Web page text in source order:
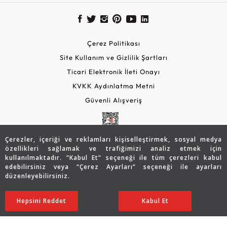
Çerezler, içeriği ve reklamları kişiselleştirmek, sosyal medya
özellikleri sağlamak ve trafiğimizi analiz etmek için
kullanılmaktadır. “Kabul Et” seçeneği ile tüm çerezleri kabul
edebilirsiniz veya “Çerez Ayarları” seçeneği ile ayarları
düzenleyebilirsiniz.
Ayarları Düzenle
Hepsini Reddet Kabul Et
18.175 TL
14.553TL SATIN ALIN
Çerez Politikası
Site Kullanım ve Gizlilik Şartları
Ticari Elektronik İleti Onayı
KVKK Aydınlatma Metni
Güvenli Alışveriş
Copyright © 2026 Assos Pırlanta - Bu sitenin tüm hakları